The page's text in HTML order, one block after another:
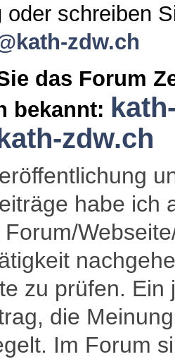
oder schreiben
zdw.ch
das Forum
bekannt:
zdw.ch
habe ich
zu prüfen.
die
Im Forum